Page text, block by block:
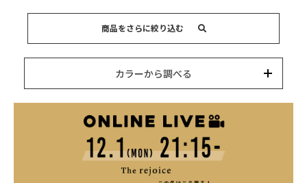
商品をさらに絞り込む
ブランド
カラーから調べる